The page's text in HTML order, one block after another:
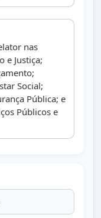
nas
e Justiça;
Social;
Pública; e
Públicos e